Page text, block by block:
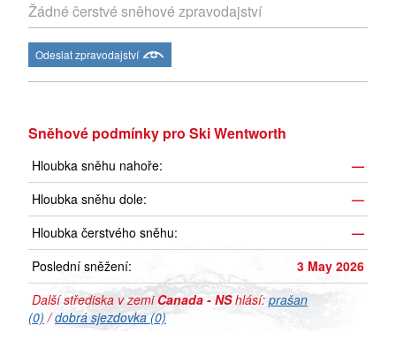
Žádné čerstvé sněhové zpravodajství
Odeslat zpravodajství
Sněhové podmínky pro Ski Wentworth
Hloubka sněhu nahoře:
—
Hloubka sněhu dole:
—
Hloubka čerstvého sněhu:
—
Poslední sněžení:
3 May 2026
Další střediska v zemi Canada - NShlásí: prašan
(0) /dobrá sjezdovka (0)